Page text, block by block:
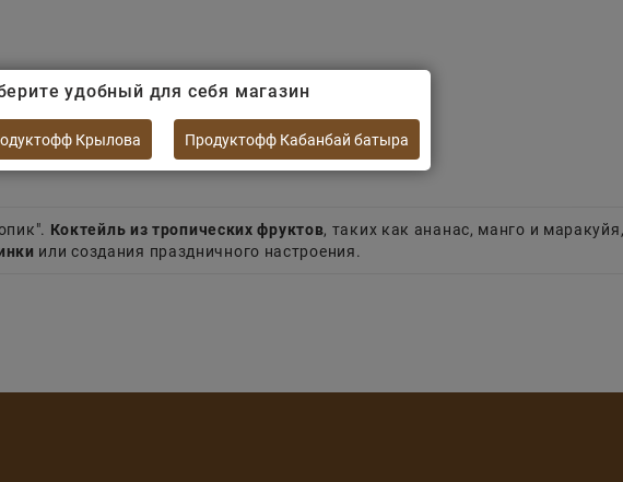
Коктейль из тропических фруктов, таких как ананас, манго и
или создания праздничного настроения.
удобный для себя магазин
Крылова Продуктофф Кабанбай батыра